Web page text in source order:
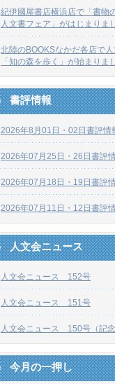
紀伊國屋書店横浜店で「書物
人文書フェア」がはじまりま
北陸のBOOKSなかだ各店で
「知の森を歩く」が始まりま
書評情報
2026年8月01日・02日書評情
2026年07月25日・26日書評
2026年07月18日・19日書評
2026年07月11日・12日書評
人文会ニュース
人文会ニュース 152号
人文会ニュース 151号
人文会ニュース 150号（記念
今月の一押し